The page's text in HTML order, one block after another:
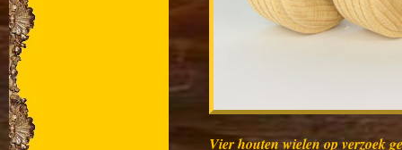
Vier houten wielen op verzoek